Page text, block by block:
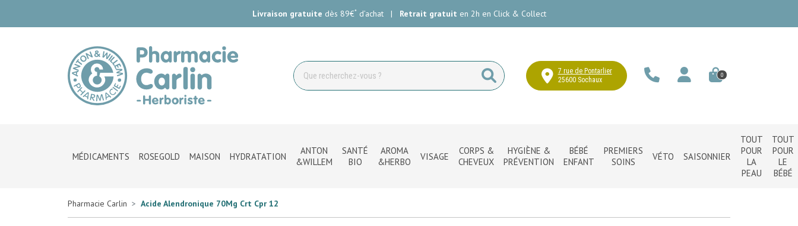
Livraison gratuite dès 89€*d’achat | Retrait gratuit en 2h en Click & Collect
Pharmacie Carlin Votre pharmacie en ligne à votre service
7 rue de Pontarlier
25600 Sochaux
0
MÉDICAMENTS ROSEGOLD MAISON HYDRATATION
ANTON
&WILLEM
SANTÉ
BIO
AROMA
&HERBO
VISAGE
CORPS &
CHEVEUX
HYGIÈNE &
PRÉVENTION
BÉBÉ
ENFANT
PREMIERS
SOINS
VÉTO SAISONNIER
TOUT
POUR
LA
PEAU
TOUT
POUR
LE
BÉBÉ
Pharmacie Carlin Acide Alendronique 70Mg Crt Cpr 12